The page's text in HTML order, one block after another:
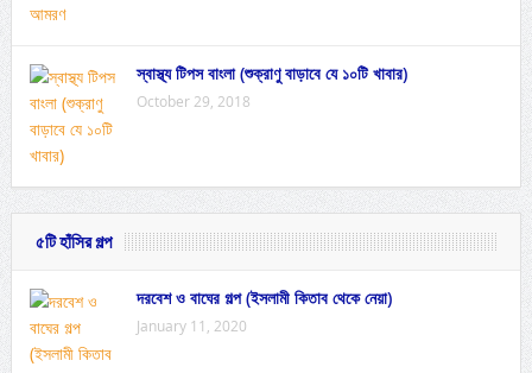
স্বাস্থ্য টিপস বাংলা (শুক্রাণু বাড়াবে যে ১০টি খাবার)
October 29, 2018
৫টি হাঁসির গল্প
দরবেশ ও বাঘের গল্প (ইসলামী কিতাব থেকে নেয়া)
January 11, 2020